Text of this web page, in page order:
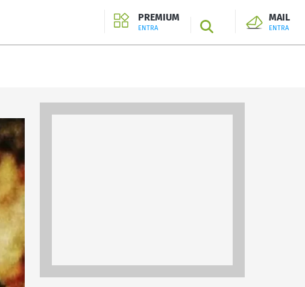
PREMIUM
ENTRA SEARCH
MAIL
ENTRA